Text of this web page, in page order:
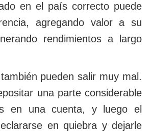
en el país correcto puede
agregando valor a su
rendimientos a largo
pueden salir muy mal.
una parte considerable
en una cuenta, y luego el
en quiebra y dejarle